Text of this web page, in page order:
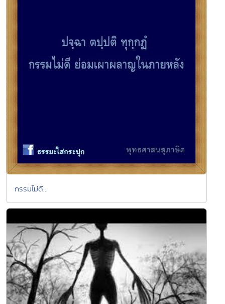
กรรมไม่ดี...